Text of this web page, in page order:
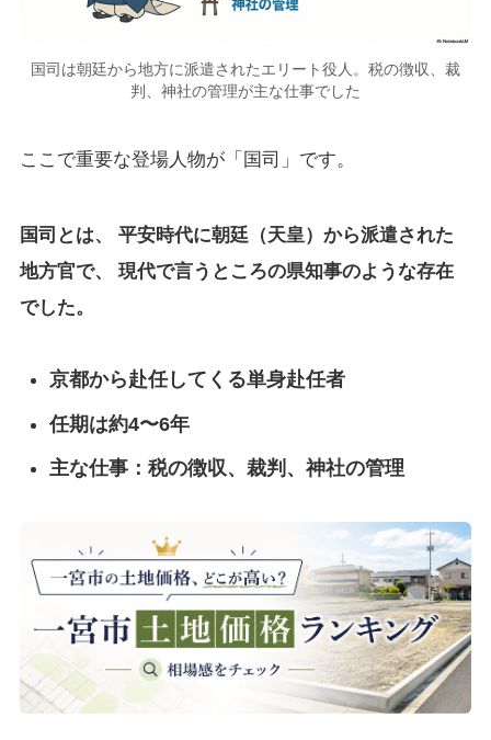
国司は朝廷から地方に派遣されたエリート役人。税の徴収、裁
判、神社の管理が主な仕事でした
ここで重要な登場人物が「国司」です。
国司とは、 平安時代に朝廷（天皇）から派遣された
地方官で、 現代で言うところの県知事のような存在
でした。
京都から赴任してくる単身赴任者
任期は約4〜6年
主な仕事：税の徴収、裁判、神社の管理